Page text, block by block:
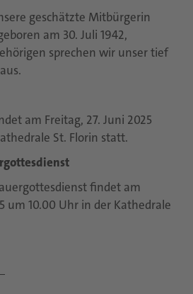
geschätzte Mitbürgerin
am 30. Juli 1942,
sprechen wir unser tief
am Freitag, 27. Juni 2025
St. Florin statt.
findet am
um 10.00 Uhr in der Kathedrale